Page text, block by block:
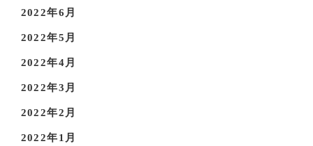
2022年6月
2022年5月
2022年4月
2022年3月
2022年2月
2022年1月